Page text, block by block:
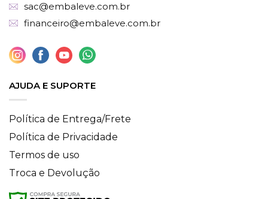
sac@embaleve.com.br
financeiro@embaleve.com.br
AJUDA E SUPORTE
Política de Entrega/Frete
Política de Privacidade
Termos de uso
Troca e Devolução